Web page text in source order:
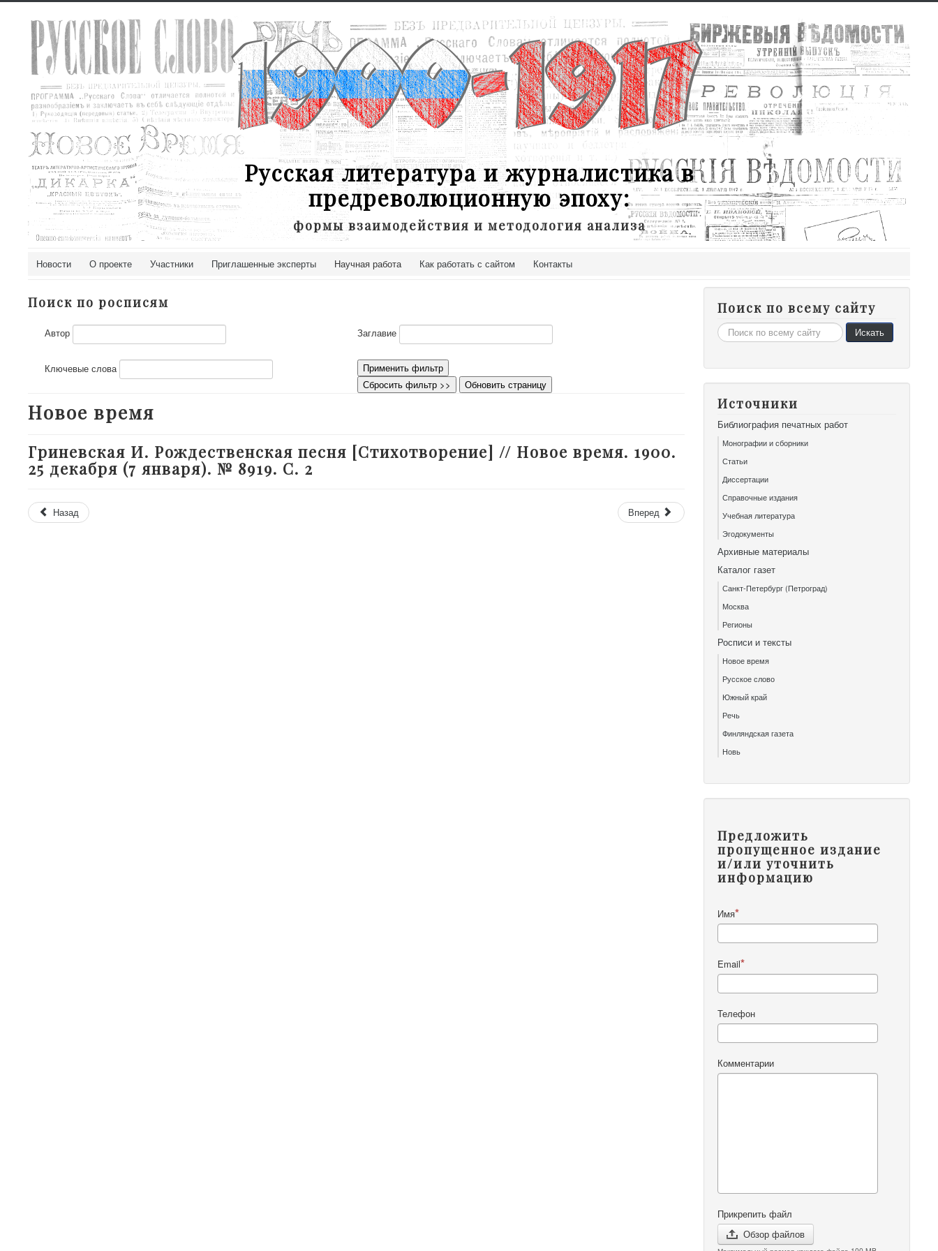
Русская литература и журналистика в
предреволюционную эпоху:
формы взаимодействия и методология анализа
Новости О проекте Участники Приглашенные эксперты Научная работа Как работать с сайтом Контакты
Поиск по росписям
Автор Заглавие
Ключевые слова
Применить фильтр
Сбросить фильтр >>
Обновить страницу
Новое время
Гриневская И. Рождественская песня [Стихотворение] // Новое время. 1900.
25 декабря (7 января). № 8919. С. 2
Назад Вперед
Поиск по всему сайту
Искать... Искать
Источники
Библиография печатных работ
Монографии и сборники
Статьи
Диссертации
Справочные издания
Учебная литература
Эгодокументы
Архивные материалы
Каталог газет
Санкт-Петербург (Петроград)
Москва
Регионы
Росписи и тексты
Новое время
Русское слово
Южный край
Речь
Финляндская газета
Новь
Предложить
пропущенное издание
и/или уточнить
информацию
Имя
Email
Телефон
Комментарии
Прикрепить файл
Обзор файлов